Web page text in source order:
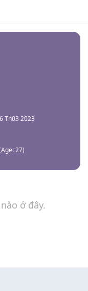
Th03 2023
Age:27)
ở đây.